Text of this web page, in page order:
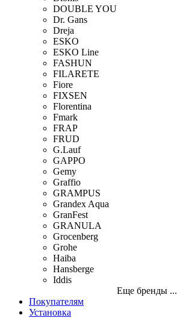
DOUBLE YOU
Dr. Gans
Dreja
ESKO
ESKO Line
FASHUN
FILARETE
Fiore
FIXSEN
Florentina
Fmark
FRAP
FRUD
G.Lauf
GAPPO
Gemy
Graffio
GRAMPUS
Grandex Aqua
GranFest
GRANULA
Grocenberg
Grohe
Haiba
Hansberge
Iddis
Еще бренды ...
Покупателям
Установка